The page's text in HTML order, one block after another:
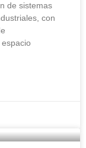
de sistemas
con